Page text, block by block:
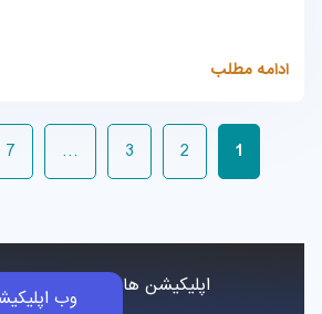
ادامه مطلب
1
2
3
…
7
اپلیکیشن ها وب